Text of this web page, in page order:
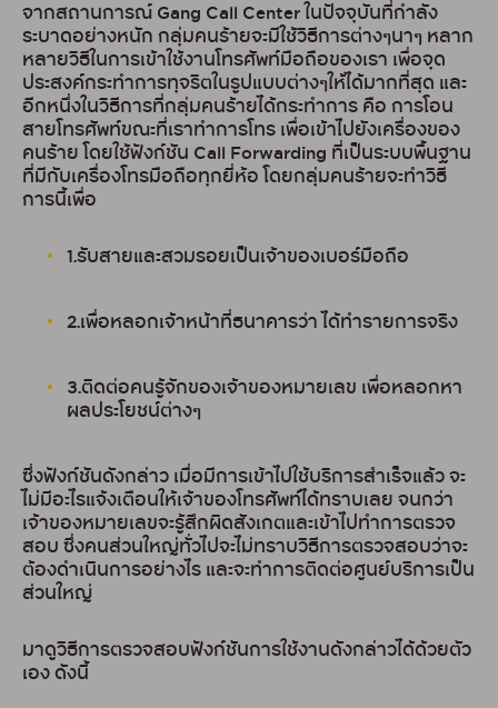
จากสถานการณ์ Gang Call Center ในปัจจุบันที่กำลัง
ระบาดอย่างหนัก กลุ่มคนร้ายจะมีใช้วิธีการต่างๆนาๆ หลาก
หลายวิธีในการเข้าใช้งานโทรศัพท์มือถือของเรา เพื่อจุด
ประสงค์กระทำการทุจริตในรูปแบบต่างๆให้ได้มากที่สุด และ
อีกหนึ่งในวิธีการที่กลุ่มคนร้ายได้กระทำการ คือ การโอน
สายโทรศัพท์ขณะที่เราทำการโทร เพื่อเข้าไปยังเครื่องของ
คนร้าย โดยใช้ฟังก์ชัน Call Forwarding ที่เป็นระบบพื้นฐาน
ที่มีกับเครื่องโทรมือถือทุกยี่ห้อ โดยกลุ่มคนร้ายจะทำวิธี
การนี้เพื่อ
1.รับสายและสวมรอยเป็นเจ้าของเบอร์มือถือ
2.เพื่อหลอกเจ้าหน้าที่ธนาคารว่า ได้ทำรายการจริง
3.ติดต่อคนรู้จักของเจ้าของหมายเลข เพื่อหลอกหา
ผลประโยชน์ต่างๆ
ซึ่งฟังก์ชันดังกล่าว เมื่อมีการเข้าไปใช้บริการสำเร็จแล้ว จะ
ไม่มีอะไรแจ้งเตือนให้เจ้าของโทรศัพท์ได้ทราบเลย จนกว่า
เจ้าของหมายเลขจะรู้สึกผิดสังเกตและเข้าไปทำการตรวจ
สอบ ซึ่งคนส่วนใหญ่ทั่วไปจะไม่ทราบวิธีการตรวจสอบว่าจะ
ต้องดำเนินการอย่างไร และจะทำการติดต่อศูนย์บริการเป็น
ส่วนใหญ่
มาดูวิธีการตรวจสอบฟังก์ชันการใช้งานดังกล่าวได้ด้วยตัว
เอง ดังนี้